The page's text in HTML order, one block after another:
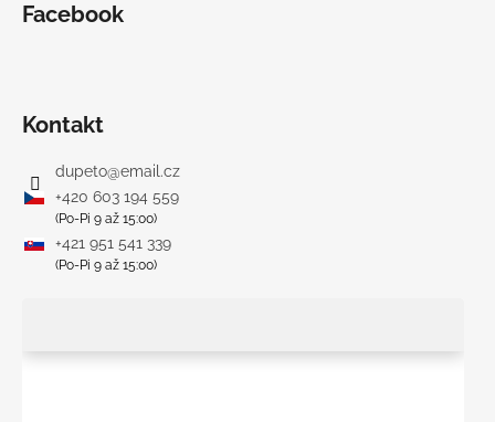
Facebook
Kontakt
dupeto@email.cz
+420 603 194 559
(Po-Pi 9 až 15:00)
+421 951 541 339
(Po-Pi 9 až 15:00)